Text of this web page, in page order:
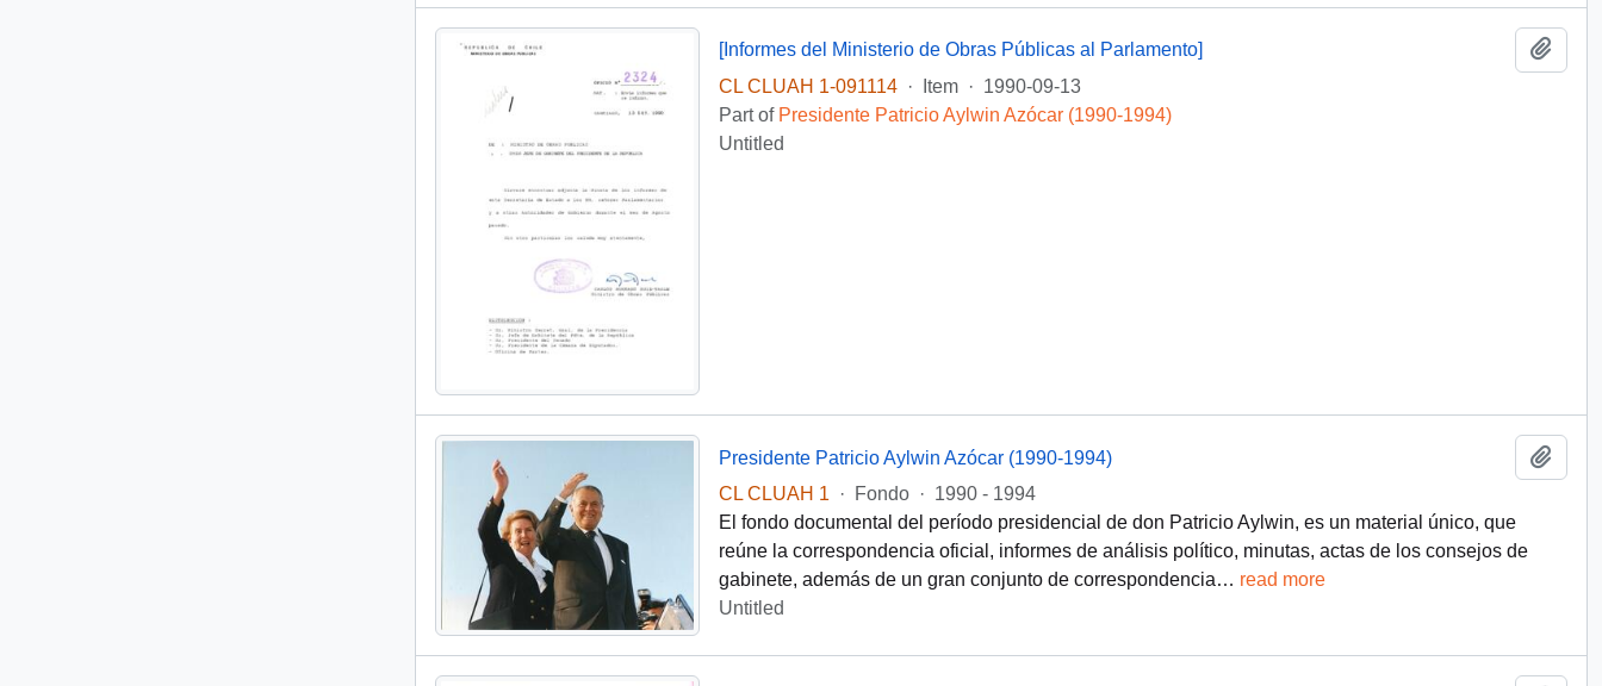
[Informes del Ministerio de Obras Públicas al Parlamento]
CL CLUAH 1-091114
· Item · 1990-09-13
Part of Presidente Patricio Aylwin Azócar (1990-1994)
Untitled
Presidente Patricio Aylwin Azócar (1990-1994)
CL CLUAH 1
· Fondo · 1990 - 1994
El fondo documental del período presidencial de don Patricio Aylwin, es un material único, que
reúne la correspondencia oficial, informes de análisis político, minutas, actas de los consejos de
gabinete, además de un gran conjunto de correspondencia… read more
Untitled